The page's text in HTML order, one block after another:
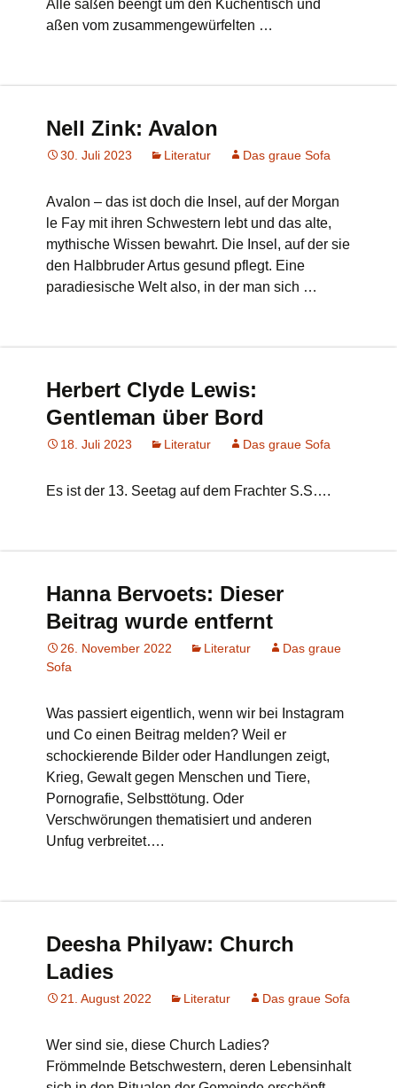
Alle saßen beengt um den Küchentisch und
aßen vom zusammengewürfelten …
Nell Zink: Avalon
30. Juli 2023 Literatur Das graue Sofa
Avalon – das ist doch die Insel, auf der Morgan
le Fay mit ihren Schwestern lebt und das alte,
mythische Wissen bewahrt. Die Insel, auf der sie
den Halbbruder Artus gesund pflegt. Eine
paradiesische Welt also, in der man sich …
Herbert Clyde Lewis:
Gentleman über Bord
18. Juli 2023 Literatur Das graue Sofa
Es ist der 13. Seetag auf dem Frachter S.S….
Hanna Bervoets: Dieser
Beitrag wurde entfernt
26. November 2022 Literatur
Das graue
Sofa
Was passiert eigentlich, wenn wir bei Instagram
und Co einen Beitrag melden? Weil er
schockierende Bilder oder Handlungen zeigt,
Krieg, Gewalt gegen Menschen und Tiere,
Pornografie, Selbsttötung. Oder
Verschwörungen thematisiert und anderen
Unfug verbreitet….
Deesha Philyaw: Church
Ladies
21. August 2022 Literatur Das graue Sofa
Wer sind sie, diese Church Ladies?
Frömmelnde Betschwestern, deren Lebensinhalt